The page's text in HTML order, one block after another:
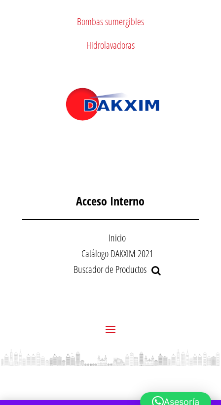
Bombas sumergibles
Hidrolavadoras
Acceso Interno
Inicio
Catálogo DAKXIM 2021
Buscador de Productos
Asesoría